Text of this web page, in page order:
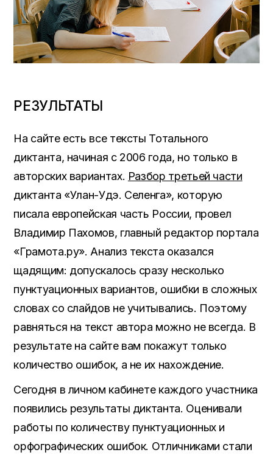
РЕЗУЛЬТАТЫ
На сайте есть все тексты Тотального
диктанта, начиная с 2006 года, но только в
авторских вариантах. Разбор третьей части
диктанта «Улан-Удэ. Селенга», которую
писала европейская часть России, провел
Владимир Пахомов, главный редактор портала
«Грамота.ру». Анализ текста оказался
щадящим: допускалось сразу несколько
пунктуационных вариантов, ошибки в сложных
словах со слайдов не учитывались. Поэтому
равняться на текст автора можно не всегда. В
результате на сайте вам покажут только
количество ошибок, а не их нахождение.
Сегодня в личном кабинете каждого участника
появились результаты диктанта. Оценивали
работы по количеству пунктуационных и
орфографических ошибок. Отличниками стали